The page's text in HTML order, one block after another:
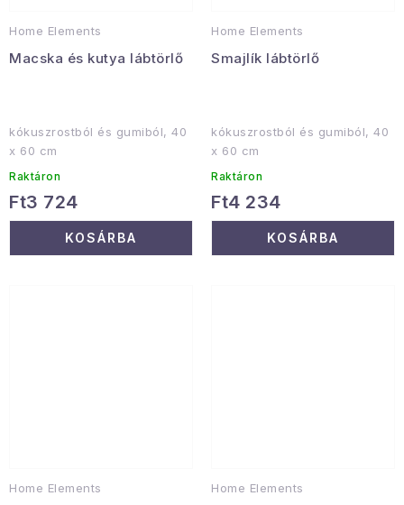
Home Elements
Macska és kutya lábtörlő
kókuszrostból és gumiból, 40
x 60 cm
Raktáron
Ft3 724
KOSÁRBA
Home Elements
Smajlík lábtörlő
kókuszrostból és gumiból, 40
x 60 cm
Raktáron
Ft4 234
KOSÁRBA
Home Elements Home Elements